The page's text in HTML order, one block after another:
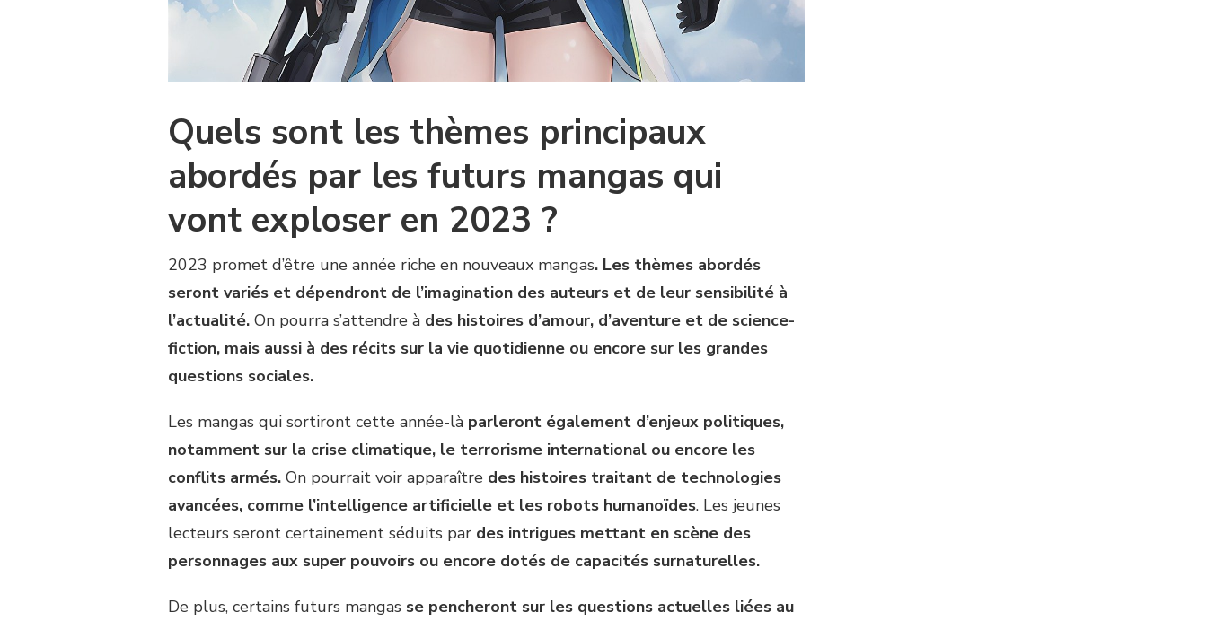
Quels sont les thèmes principaux
abordés par les futurs mangas qui
vont exploser en 2023 ?
2023 promet d’être une année riche en nouveaux mangas. Les thèmes abordés
seront variés et dépendront de l’imagination des auteurs et de leur sensibilité à
l’actualité. On pourra s’attendre à des histoires d’amour, d’aventure et de science-
fiction, mais aussi à des récits sur la vie quotidienne ou encore sur les grandes
questions sociales.
Les mangas qui sortiront cette année-là parleront également d’enjeux politiques,
notamment sur la crise climatique, le terrorisme international ou encore les
conflits armés. On pourrait voir apparaître des histoires traitant de technologies
avancées, comme l’intelligence artificielle et les robots humanoïdes. Les jeunes
lecteurs seront certainement séduits par des intrigues mettant en scène des
personnages aux super pouvoirs ou encore dotés de capacités surnaturelles.
De plus, certains futurs mangas se pencheront sur les questions actuelles liées au